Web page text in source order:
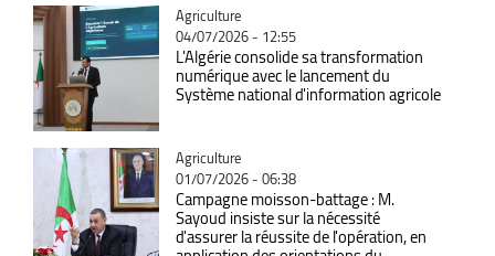
Catégorie
Agriculture
04/07/2026 - 12:55
L'Algérie consolide sa transformation
numérique avec le lancement du
Système national d'information agricole
Catégorie
Agriculture
01/07/2026 - 06:38
Campagne moisson-battage : M.
Sayoud insiste sur la nécessité
d'assurer la réussite de l'opération, en